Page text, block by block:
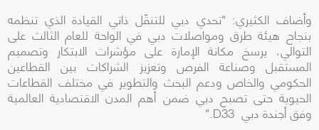
وأضاف الكثيري: "تحدي دبي للتنقّل ذاتي القيادة الذي تنظمه
بنجاح هيئة طرق ومواصلات دبي في الواحة للعام الثالث على
التوالي، يرسخ مكانة الإمارة على مؤشرات الابتكار وتصميم
المستقبل وصناعة الفرص وتعزيز الشراكات بين القطاعين
الحكومي والخاص ودعم البحث والتطوير في مختلف القطاعات
الحيوية حتى تصبح دبي ضمن أهم المدن الاقتصادية العالمية
وفق أجندة دبي D33."